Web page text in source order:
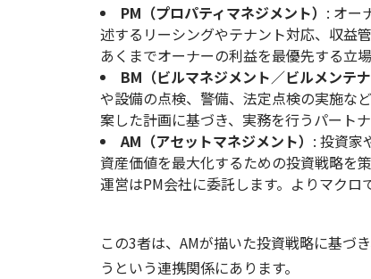
PM （プロパティマネジメント） : オー
述するリーシングやテナント対応、収益
あくまでオーナーの利益を最優先する立
BM （ビルマネジメント／ビルメンテナ
や設備の点検、警備、法定点検の実施な
案した計画に基づき、実務を行うパート
AM （アセットマネジメント） : 投資家
資産価値を最大化するための投資戦略を
運営はPM会社に委託します。よりマクロ
この3者は、 AMが描いた投資戦略に基づき
うという連携関係にあります。